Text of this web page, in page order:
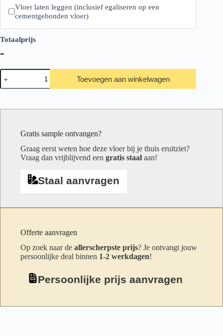
Vloer laten leggen (inclusief egaliseren op een
cementgebonden vloer)
Totaalprijs
-
Hebeta/Montinique
Clermont
Visgraat
Toevoegen aan winkelwagen
Gratis sample ontvangen?
Graag eerst weten hoe deze vloer bij je thuis eruitziet?
Vraag dan vrijblijvend een gratis staal aan!
Staal aanvragen
Offerte aanvragen
Op zoek naar de allerscherpste prijs? Je ontvangt jouw
persoonlijke deal binnen 1-2 werkdagen!
Persoonlijke prijs aanvragen